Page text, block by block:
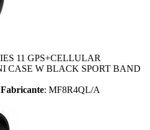
11 GPS+CELLULAR
CASE W BLACK SPORT BAND
: MF8R4QL/A